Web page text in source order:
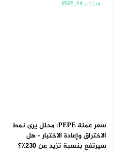
سبتمبر 24, 2025
سعر عملة PEPE: محلل يرى نمط
الاختراق وإعادة الاختبار – هل
سيرتفع بنسبة تزيد عن 230٪؟